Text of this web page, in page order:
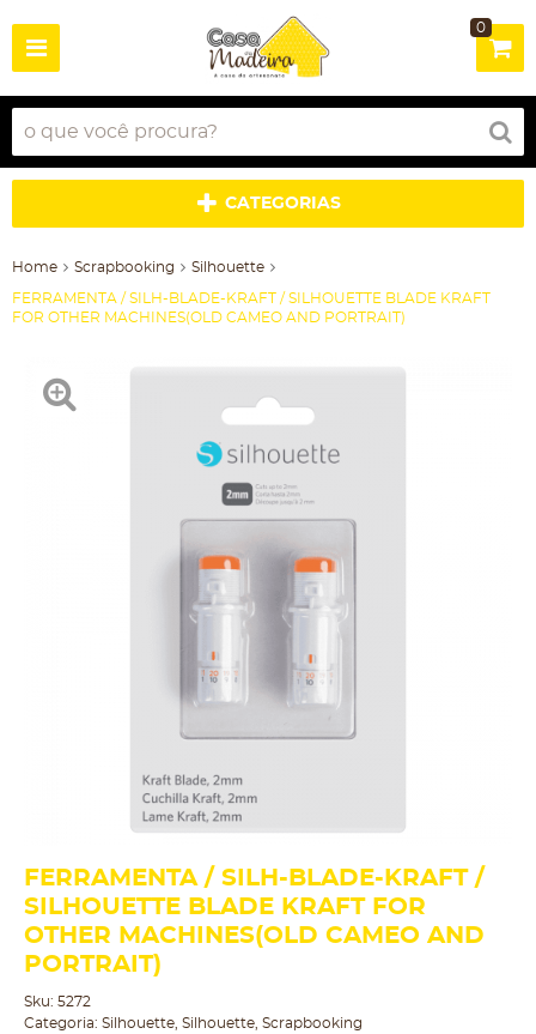
0
CATEGORIAS
Home Scrapbooking Silhouette
FERRAMENTA / SILH-BLADE-KRAFT / SILHOUETTE BLADE KRAFT
FOR OTHER MACHINES(OLD CAMEO AND PORTRAIT)
FERRAMENTA / SILH-BLADE-KRAFT /
SILHOUETTE BLADE KRAFT FOR
OTHER MACHINES(OLD CAMEO AND
PORTRAIT)
Sku: 5272
Categoria: Silhouette Silhouette Scrapbooking